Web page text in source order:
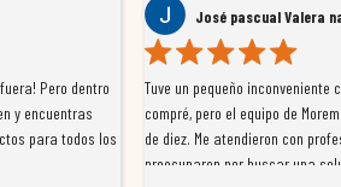
Pero dentro
y encuentras
para todos los
José pascual Valera
Tuve un pequeño inconveniente
compré, pero el equipo de
de diez. Me atendieron con
preocuparon por buscar una